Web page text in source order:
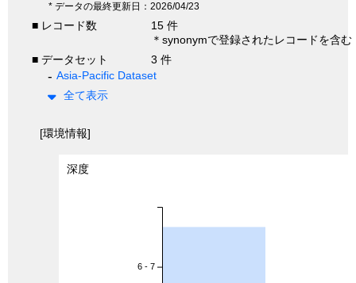
* データの最終更新日：2026/04/23
■ レコード数
15 件
＊synonymで登録されたレコードを含む
■ データセット
3 件
Asia-Pacific Dataset
全て表示
[環境情報]
深度
6 - 7